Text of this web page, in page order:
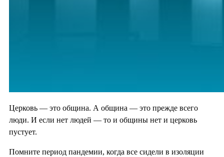
Церковь — это община. А община — это прежде всего
люди. И если нет людей — то и общины нет и церковь
пустует.
Помните период пандемии, когда все сидели в изоляции